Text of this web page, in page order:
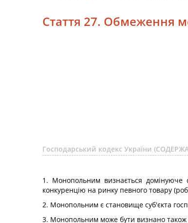
Стаття 27. Обмеження
Господарський кодекс України
1. Монопольним визнається домінуюче
конкуренцію на ринку певного товару
2. Монопольним є становище суб'єкта
3. Монопольним може бути визнано також